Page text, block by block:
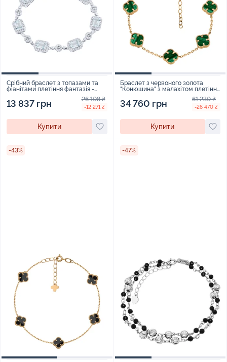
Срібний браслет з топазами та
фіанітами плетіння фантазія -
13 837 грн 26 108 ₴
-12 271 ₴
Купити
Браслет з червоного золота
"Конюшина" з малахітом плетіння
34 760 грн 61 230 ₴
-26 470 ₴
Купити
-43% -47%